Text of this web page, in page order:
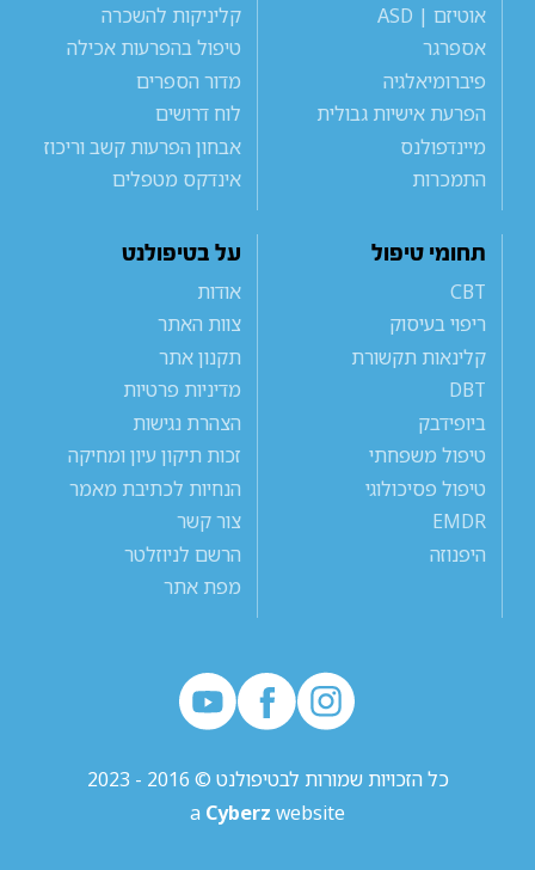
אוטיזם | ASD
אספרגר
פיברומיאלגיה
הפרעת אישיות גבולית
מיינדפולנס
התמכרות
קליניקות להשכרה
טיפול בהפרעות אכילה
מדור הספרים
לוח דרושים
אבחון הפרעות קשב וריכוז
אינדקס מטפלים
תחומי טיפול
CBT
ריפוי בעיסוק
קלינאות תקשורת
DBT
ביופידבק
טיפול משפחתי
טיפול פסיכולוגי
EMDR
היפנוזה
על בטיפולנט
אודות
צוות האתר
תקנון אתר
מדיניות פרטיות
הצהרת נגישות
זכות תיקון עיון ומחיקה
הנחיות לכתיבת מאמר
צור קשר
הרשם לניוזלטר
מפת אתר
כל הזכויות שמורות לבטיפולנט © 2016 - 2023
a Cyberz website